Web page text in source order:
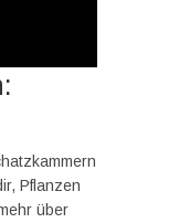
Pflanzen
über